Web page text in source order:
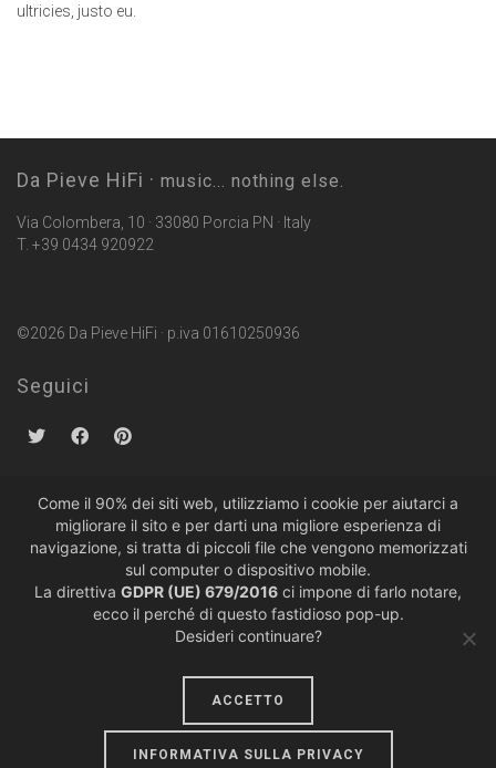
ultricies, justo eu.
Da Pieve HiFi · music... nothing else.
Via Colombera, 10 · 33080 Porcia PN · Italy
T. +39 0434 920922
©2026 Da Pieve HiFi · p.iva 01610250936
Seguici
Politiche sulla Privacy· Condizioni di Vendita
design by
Come il 90% dei siti web, utilizziamo i cookie per aiutarci a
migliorare il sito e per darti una migliore esperienza di
navigazione, si tratta di piccoli file che vengono memorizzati
sul computer o dispositivo mobile.
La direttiva GDPR (UE) 679/2016 ci impone di farlo notare,
ecco il perché di questo fastidioso pop-up.
Desideri continuare?
ACCETTO
INFORMATIVA SULLA PRIVACY